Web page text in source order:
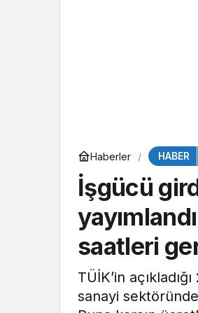
Haberler HABER
İşgücü
saatleri
TÜİK’in
sanayi